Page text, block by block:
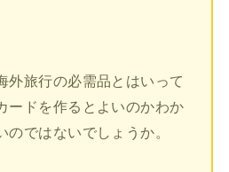
外旅行の必需品とはいって
ードを作るとよいのかわか
のではないでしょうか。